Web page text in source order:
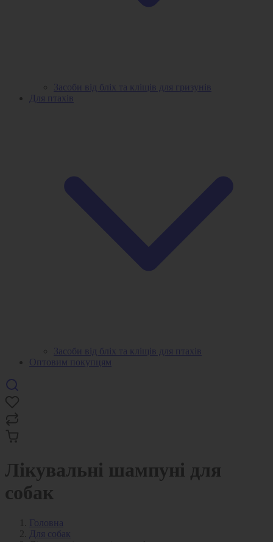
Засоби від бліх та кліщів для гризунів
Для птахів
Засоби від бліх та кліщів для птахів
Оптовим покупцям
Лікувальні шампуні для
собак
Головна
Для собак